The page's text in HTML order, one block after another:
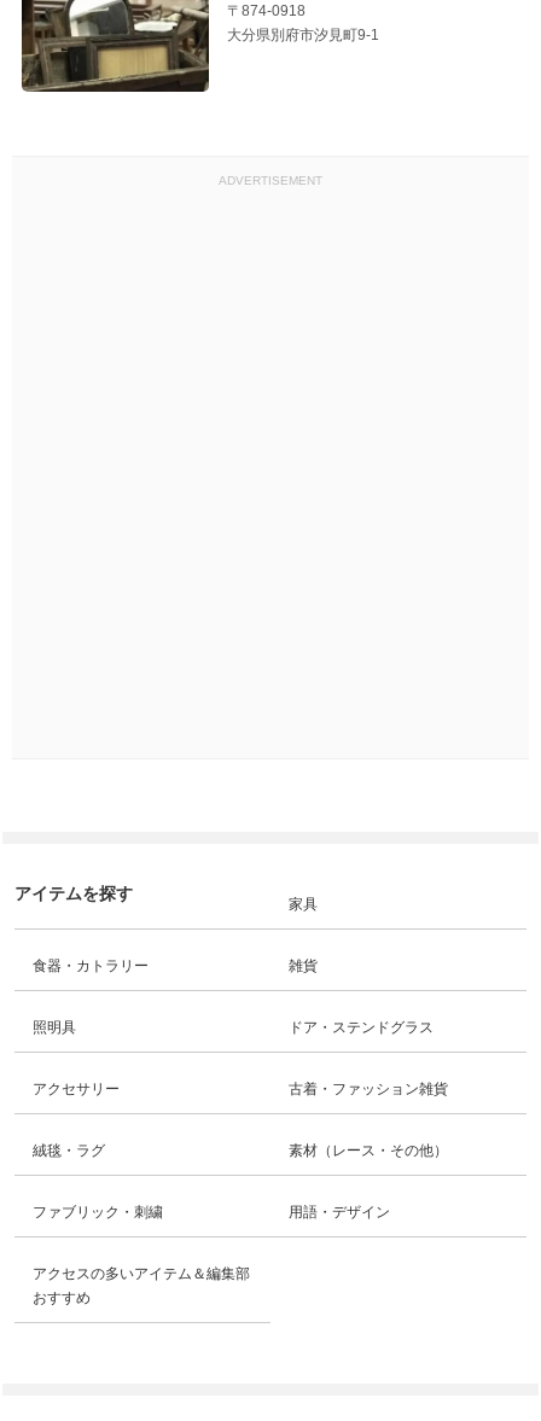
〒874-0918
大分県別府市汐見町9-1
ADVERTISEMENT
アイテムを探す
家具
食器・カトラリー 雑貨
照明具 ドア・ステンドグラス
アクセサリー 古着・ファッション雑貨
絨毯・ラグ 素材（レース・その他）
ファブリック・刺繍 用語・デザイン
アクセスの多いアイテム＆編集部
おすすめ